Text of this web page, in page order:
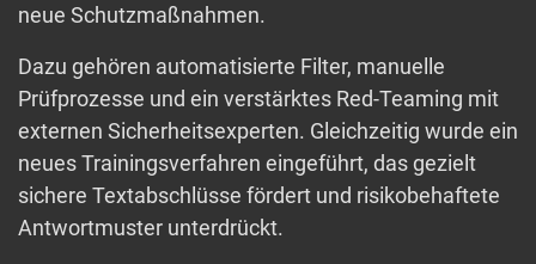
neue Schutzmaßnahmen.
Dazu gehören automatisierte Filter, manuelle
Prüfprozesse und ein verstärktes Red-Teaming mit
externen Sicherheitsexperten. Gleichzeitig wurde ein
neues Trainingsverfahren eingeführt, das gezielt
sichere Textabschlüsse fördert und risikobehaftete
Antwortmuster unterdrückt.